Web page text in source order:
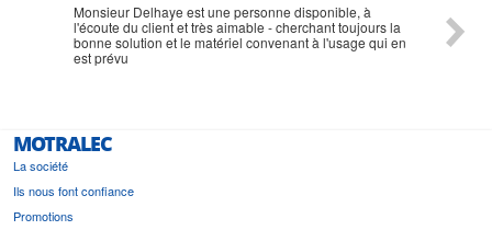
Monsieur Delhaye est une personne disponible, à
l'écoute du client et très aimable - cherchant toujours la
bonne solution et le matériel convenant à l'usage qui en
est prévu
MOTRALEC
La société
Ils nous font confiance
Promotions